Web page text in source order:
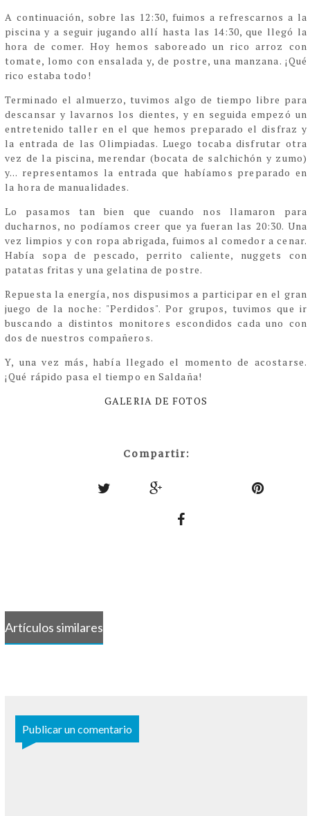
A continuación, sobre las 12:30, fuimos a refrescarnos a la
piscina y a seguir jugando allí hasta las 14:30, que llegó la
hora de comer. Hoy hemos saboreado un rico arroz con
tomate, lomo con ensalada y, de postre, una manzana. ¡Qué
rico estaba todo!
Terminado el almuerzo, tuvimos algo de tiempo libre para
descansar y lavarnos los dientes, y en seguida empezó un
entretenido taller en el que hemos preparado el disfraz y
la entrada de las Olimpiadas. Luego tocaba disfrutar otra
vez de la piscina, merendar (bocata de salchichón y zumo)
y... representamos la entrada que habíamos preparado en
la hora de manualidades.
Lo pasamos tan bien que cuando nos llamaron para
ducharnos, no podíamos creer que ya fueran las 20:30. Una
vez limpios y con ropa abrigada, fuimos al comedor a cenar.
Había sopa de pescado, perrito caliente, nuggets con
patatas fritas y una gelatina de postre.
Repuesta la energía, nos dispusimos a participar en el gran
juego de la noche: "Perdidos". Por grupos, tuvimos que ir
buscando a distintos monitores escondidos cada uno con
dos de nuestros compañeros.
Y, una vez más, había llegado el momento de acostarse.
¡Qué rápido pasa el tiempo en Saldaña!
GALERIA DE FOTOS
Compartir:
Artículos similares
Publicar un comentario